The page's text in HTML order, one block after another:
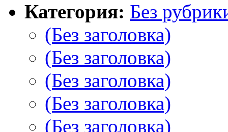
Категория: Без
(Без заголовка)
(Без заголовка)
(Без заголовка)
(Без заголовка)
(Без заголовка)